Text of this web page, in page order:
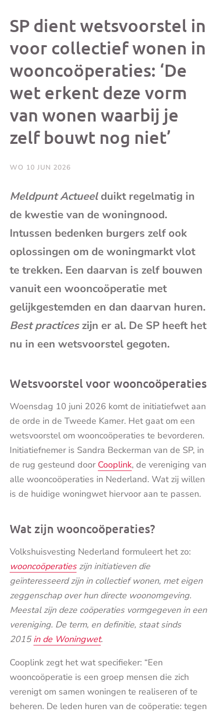
op
Facebook
op
X
bericht
op
SP dient wetsvoorstel in
voor collectief wonen in
wooncoöperaties: ‘De
wet erkent deze vorm
van wonen waarbij je
zelf bouwt nog niet’
WO 10 JUN 2026
Meldpunt Actueelduikt regelmatig in
de kwestie van de woningnood.
Intussen bedenken burgers zelf ook
oplossingen om de woningmarkt vlot
te trekken. Een daarvan is zelf bouwen
vanuit een wooncoöperatie met
gelijkgestemden en dan daarvan huren.
Best practiceszijn er al. De SP heeft het
nu in een wetsvoorstel gegoten.
Wetsvoorstel voor wooncoöperaties
Woensdag 10 juni 2026 komt de initiatiefwet aan
de orde in de Tweede Kamer. Het gaat om een
wetsvoorstel om wooncoöperaties te bevorderen.
Initiatiefnemer is Sandra Beckerman van de SP, in
de rug gesteund door Cooplink, de vereniging van
alle wooncoöperaties in Nederland. Wat zij willen
is de huidige woningwet hiervoor aan te passen.
Wat zijn wooncoöperaties?
Volkshuisvesting Nederland formuleert het zo:
wooncoöperatieszijn initiatieven die
geïnteresseerd zijn in collectief wonen, met eigen
zeggenschap over hun directe woonomgeving.
Meestal zijn deze coöperaties vormgegeven in een
vereniging. De term, en definitie, staat sinds
2015in de Woningwet.
Cooplink zegt het wat specifieker: “Een
wooncoöperatie is een groep mensen die zich
verenigt om samen woningen te realiseren of te
beheren. De leden huren van de coöperatie: tegen